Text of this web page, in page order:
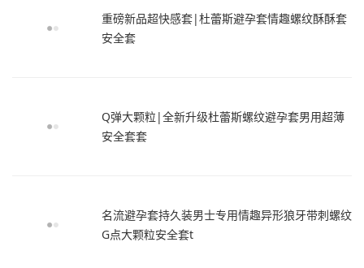
重磅新品超快感套|杜蕾斯避孕套情趣螺纹酥酥套
安全套
Q弹大颗粒|全新升级杜蕾斯螺纹避孕套男用超薄
安全套套
名流避孕套持久装男士专用情趣异形狼牙带刺螺纹
G点大颗粒安全套t